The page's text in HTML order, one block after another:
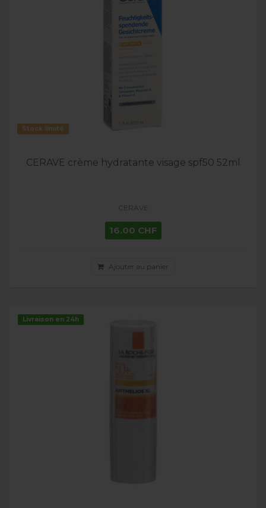
Stock limité
CERAVE crème hydratante visage spf50 52ml
CERAVE
16.00 CHF
Ajouter au panier
Livraison en 24h